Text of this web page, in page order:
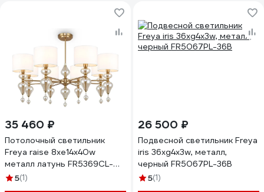
35 460 ₽
Потолочный светильник
Freya raise 8хe14x40w
металл латунь FR5369CL-
08BS
5(1)
26 500 ₽
Подвесной светильник Freya
iris 36хg4x3w, металл,
черный FR5067PL-36B
5(1)